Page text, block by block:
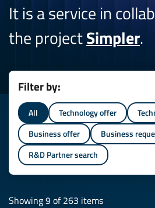
It is a service in
the projectSimpler.
Filter by:
All Technology offer
Business offer
Business
R&D Partner search
Showing 9 of 263 items